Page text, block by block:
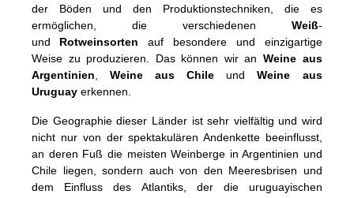
der Böden und den Produktionstechniken, die es
ermöglichen, die verschiedenen Weiß-
und Rotweinsorten auf besondere und einzigartige
Weise zu produzieren. Das können wir an Weine aus
Argentinien
Weine aus Chile und Weine aus
Uruguay erkennen.
Die Geographie dieser Länder ist sehr vielfältig und wird
nicht nur von der spektakulären Andenkette beeinflusst,
an deren Fuß die meisten Weinberge in Argentinien und
Chile liegen, sondern auch von den Meeresbrisen und
dem Einfluss des Atlantiks, der die uruguayischen